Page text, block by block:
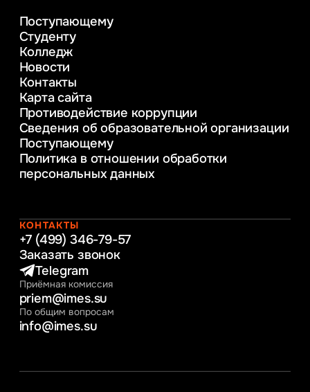
Психолого-педагогическое
консультирование и медиация
в образовании
Веб-дизайн
Управление инновационным развитием
предприятия
Уголовное право
Информационные технологии в бизнесе
Информационное и программное
обеспечение бизнес процессов
Управление человеческими ресурсами
Интернет-маркетинг
Поступающему
Студенту
Колледж
Новости
Контакты
Карта сайта
Противодействие коррупции
Сведения об образовательной организации
Поступающему
Политика в отношении обработки
персональных данных
КОНТАКТЫ
+7 (499) 346-79-57
Заказать звонок
Telegram
Приёмная комиссия
priem@imes.su
По общим вопросам
info@imes.su